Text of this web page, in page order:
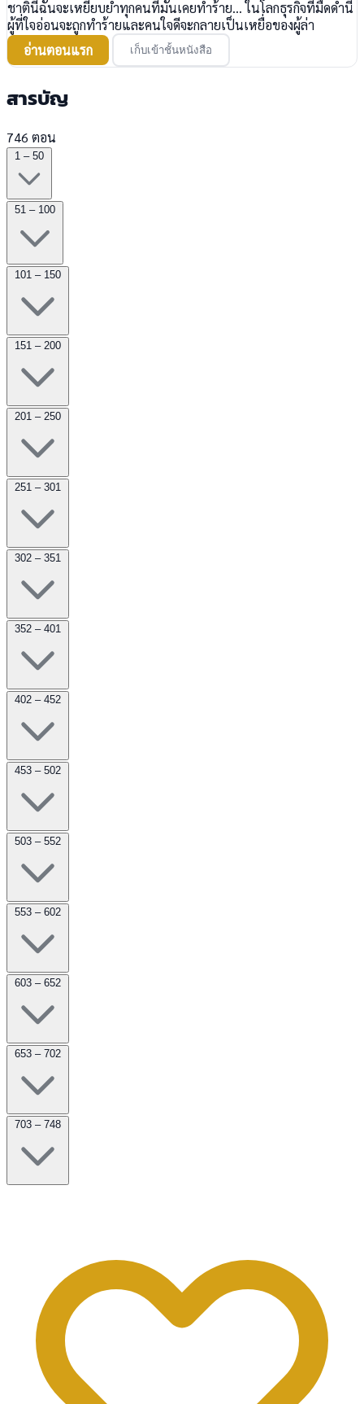
ชาตินี้ฉันจะเหยียบย่ำทุกคนที่มันเคยทำร้าย... ในโลกธุรกิจที่มืดดำนี้
ผู้ที่ใจอ่อนจะถูกทำร้ายและคนใจดีจะกลายเป็นเหยื่อของผู้ล่า
อ่านตอนแรก
เก็บเข้าชั้นหนังสือ
สารบัญ
746 ตอน
1 – 50
51 – 100
101 – 150
151 – 200
201 – 250
251 – 301
302 – 351
352 – 401
402 – 452
453 – 502
503 – 552
553 – 602
603 – 652
653 – 702
703 – 748